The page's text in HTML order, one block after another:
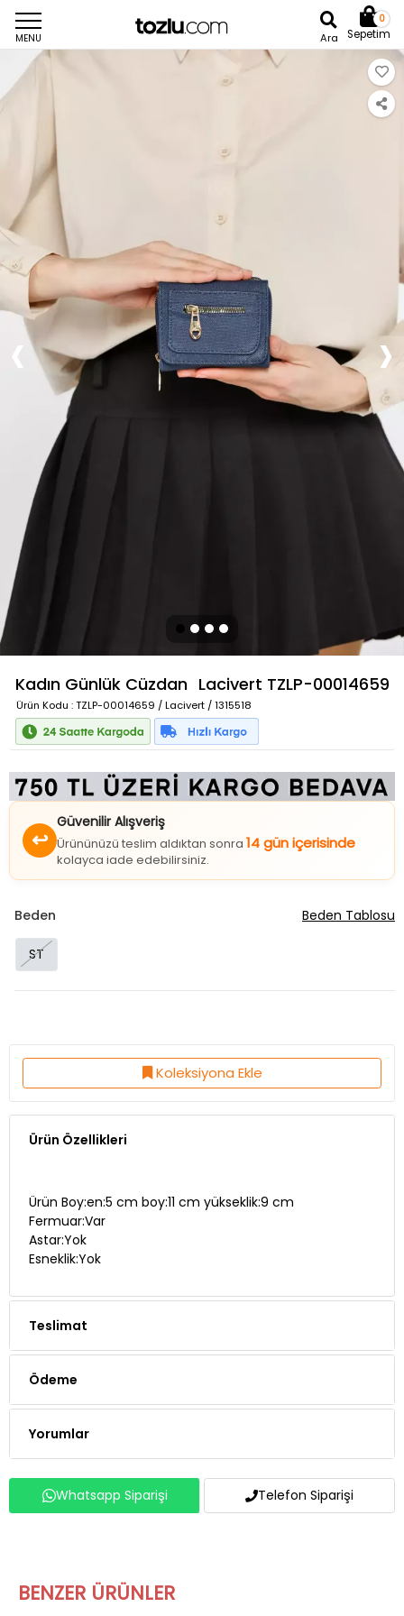
MENU Ara
0
Sepetim
Kadın Günlük Cüzdan Lacivert TZLP-00014659
Ürün Kodu : TZLP-00014659 / Lacivert / 1315518
↩
Güvenilir Alışveriş
Ürününüzü teslim aldıktan sonra 14 gün içerisinde
kolayca iade edebilirsiniz.
Beden
ST
Beden Tablosu
Koleksiyona Ekle
Ürün Özellikleri
Ürün Boy:en:5 cm boy:11 cm yükseklik:9 cm
Fermuar:Var
Astar:Yok
Esneklik:Yok
Teslimat
Ödeme
Yorumlar
Whatsapp Siparişi Telefon Siparişi
BENZER ÜRÜNLER